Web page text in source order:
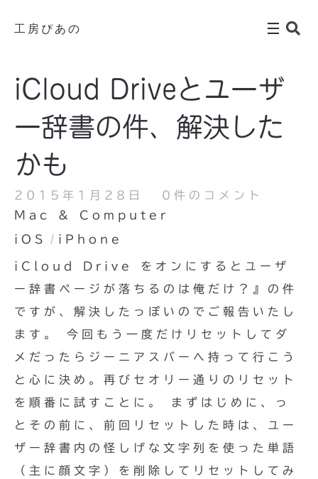
工房ぴあの
iCloud Driveとユーザ
ー辞書の件、解決した
かも
2015年1月28日
0件のコメント
Mac & Computer
iOS iPhone
iCloud Drive をオンにするとユーザ
ー辞書ページが落ちるのは俺だけ？』の件
ですが、解決したっぽいのでご報告いたし
ます。 今回もう一度だけリセットしてダ
メだったらジーニアスバーへ持って行こう
と心に決め。再びセオリー通りのリセット
を順番に試すことに。 まずはじめに、っ
とその前に、前回リセットした時は、ユー
ザー辞書内の怪しげな文字列を使った単語
（主に顔文字）を削除してリセットしてみ